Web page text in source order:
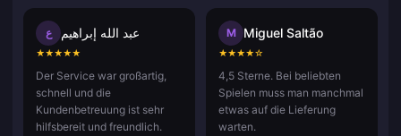
ع عبد الله إبراهيم
★★★★★
Der Service war großartig,
schnell und die
Kundenbetreuung ist sehr
hilfsbereit und freundlich.
M Miguel Saltão
★★★★☆
4,5 Sterne. Bei beliebten
Spielen muss man manchmal
etwas auf die Lieferung
warten.